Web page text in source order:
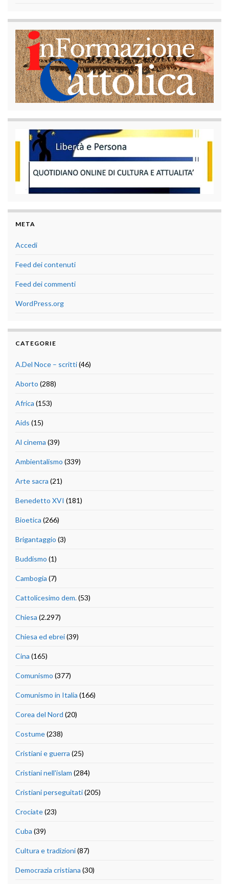
META
Accedi
Feed dei contenuti
Feed dei commenti
WordPress.org
CATEGORIE
A.Del Noce – scritti(46)
Aborto (288)
Africa (153)
Aids (15)
Al cinema (39)
Ambientalismo (339)
Arte sacra (21)
Benedetto XVI (181)
Bioetica (266)
Brigantaggio (3)
Buddismo (1)
Cambogia (7)
Cattolicesimo dem.(53)
Chiesa (2.297)
Chiesa ed ebrei(39)
Cina (165)
Comunismo (377)
Comunismo in Italia (166)
Corea del Nord (20)
Costume(238)
Cristiani e guerra (25)
Cristiani nell'islam (284)
Cristiani perseguitati(205)
Crociate(23)
Cuba (39)
Cultura e tradizioni(87)
Democrazia cristiana (30)